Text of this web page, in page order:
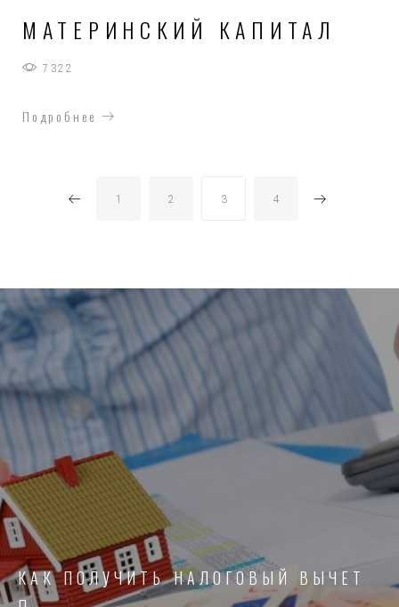
МАТЕРИНСКИЙ КАПИТАЛ
7322
Подробнее
НАВИГАЦИЯ
ЗАПИСЯМ
1 2 3 4
КАК ПОЛУЧИТЬ НАЛОГОВЫЙ ВЫЧЕТ